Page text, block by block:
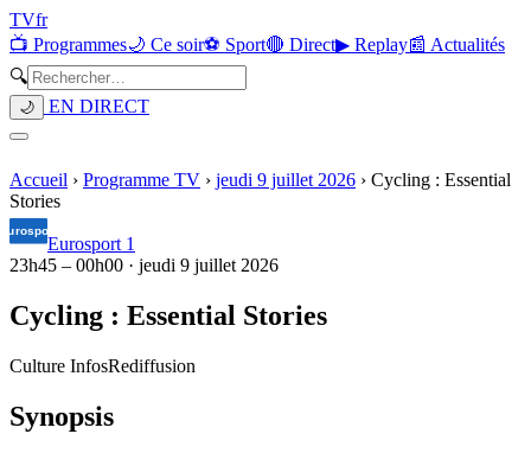
TVfr
📺 Programmes🌙 Ce soir⚽ Sport🔴 Direct▶ Replay📰 Actualités
🔍
🌙 EN DIRECT
Accueil › Programme TV › jeudi 9 juillet 2026 › Cycling : Essential
Stories
Eurosport 1
23h45 – 00h00 · jeudi 9 juillet 2026
Cycling : Essential Stories
Culture InfosRediffusion
Synopsis